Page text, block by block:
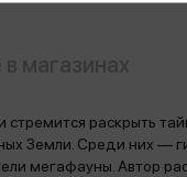
раскрыть
Земли. Среди них —
мегафауны. Автор